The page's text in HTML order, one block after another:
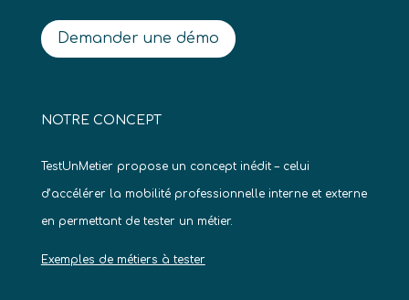
Demander une démo
NOTRE CONCEPT
TestUnMetier propose un concept inédit – celui
d’accélérer la mobilité professionnelle interne et externe
en permettant de tester un métier.
Exemples de métiers à tester